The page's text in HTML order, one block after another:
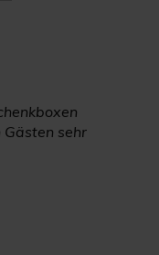
Gästen sehr